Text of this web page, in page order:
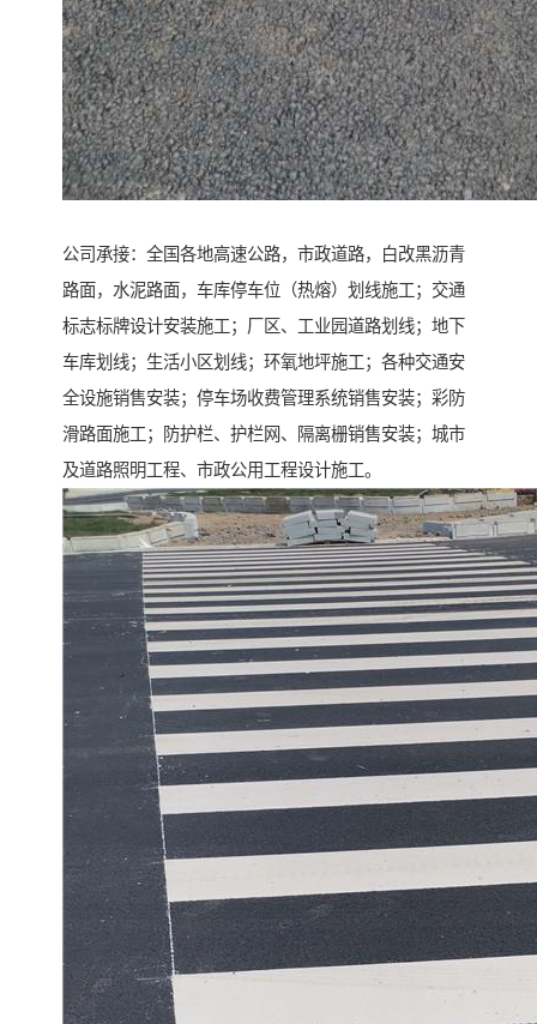
公司承接：全国各地高速公路，市政道路，白改黑沥青
路面，水泥路面，车库停车位（热熔）划线施工；交通
标志标牌设计安装施工；厂区、工业园道路划线；地下
车库划线；生活小区划线；环氧地坪施工；各种交通安
全设施销售安装；停车场收费管理系统销售安装；彩防
滑路面施工；防护栏、护栏网、隔离栅销售安装；城市
及道路照明工程、市政公用工程设计施工。